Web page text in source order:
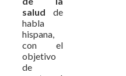
salud de
habla
hispana,
con el
objetivo
de